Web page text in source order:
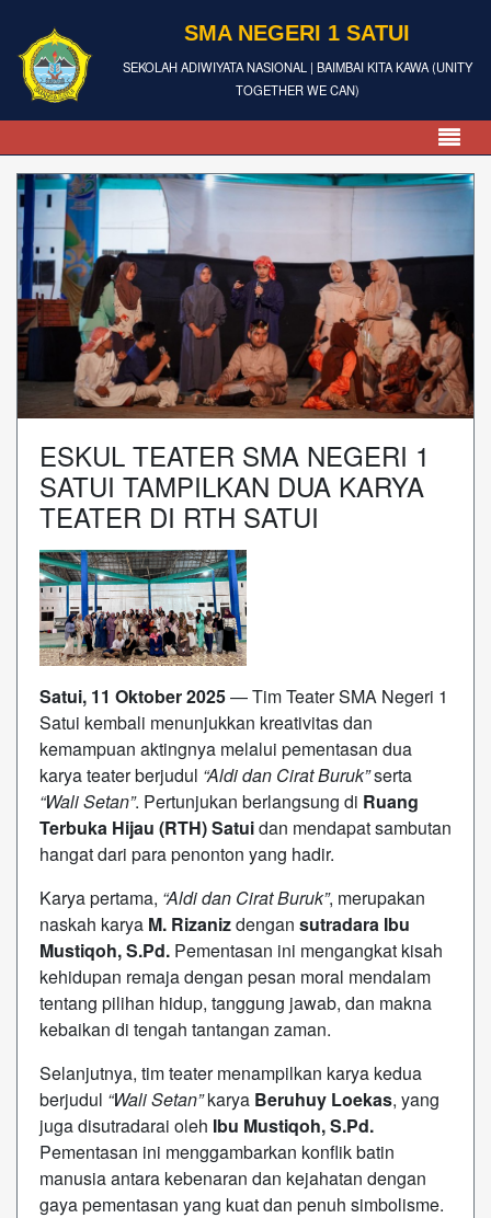
SMA NEGERI 1 SATUI
SEKOLAH ADIWIYATA NASIONAL | BAIMBAI KITA KAWA (UNITY
TOGETHER WE CAN)
ESKUL TEATER SMA NEGERI 1
SATUI TAMPILKAN DUA KARYA
TEATER DI RTH SATUI
Satui, 11 Oktober2025— Tim Teater SMA Negeri 1
Satui kembali menunjukkan kreativitas dan
kemampuan aktingnya melalui pementasan dua
karya teater berjudul “Aldi dan Cirat Buruk”serta
“Wali Setan”. Pertunjukan berlangsung di Ruang
Terbuka Hijau (RTH) Satuidan mendapat sambutan
hangat dari para penonton yang hadir.
Karya pertama, “Aldi dan Cirat Buruk”, merupakan
naskah karya M. Rizanizdengan sutradara Ibu
Mustiqoh, S.Pd. Pementasan ini mengangkat kisah
kehidupan remaja dengan pesan moral mendalam
tentang pilihan hidup, tanggung jawab, dan makna
kebaikan di tengah tantangan zaman.
Selanjutnya, tim teater menampilkan karya kedua
berjudul “Wali Setan”karya Beruhuy Loekas, yang
juga disutradarai oleh Ibu Mustiqoh, S.Pd.
Pementasan ini menggambarkan konflik batin
manusia antara kebenaran dan kejahatan dengan
gaya pementasan yang kuat dan penuh simbolisme.